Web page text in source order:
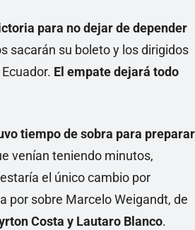
para no dejar de depender
sacarán su boleto y los dirigidos
El empate dejará todo
tiempo de sobra para preparar
venían teniendo minutos,
el único cambio por
por sobre Marcelo Weigandt, de
Costa y Lautaro Blanco.